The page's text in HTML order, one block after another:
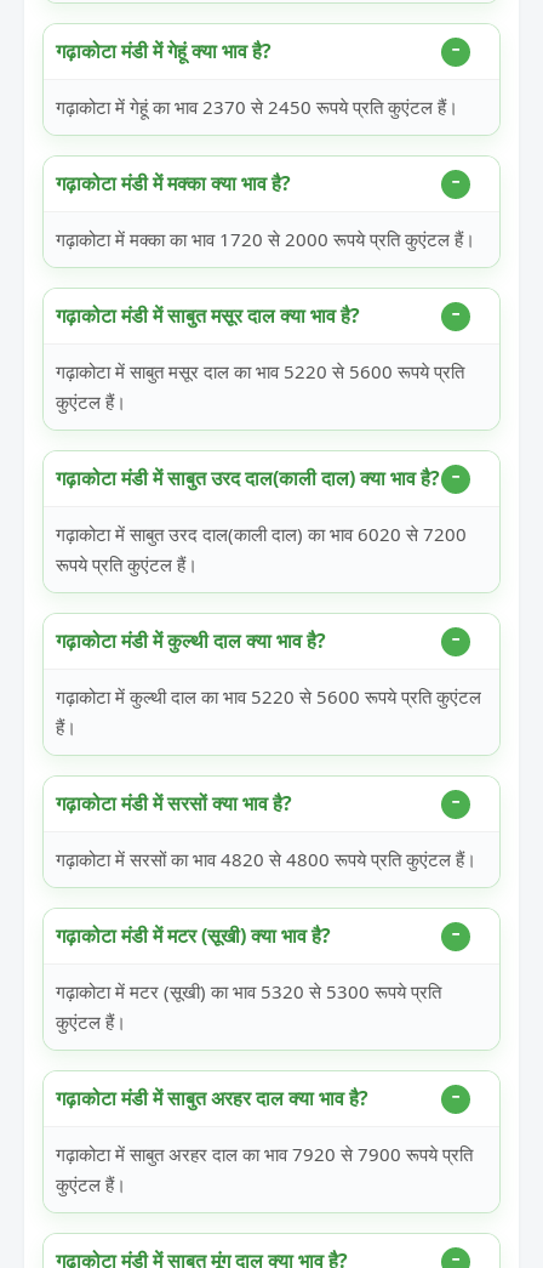
गढ़ाकोटा मंडी में गेहूं क्या भाव है?
गढ़ाकोटा में गेहूं का भाव 2370 से 2450 रूपये प्रति कुएंटल हैं।
गढ़ाकोटा मंडी में मक्का क्या भाव है?
गढ़ाकोटा में मक्का का भाव 1720 से 2000 रूपये प्रति कुएंटल हैं।
गढ़ाकोटा मंडी में साबुत मसूर दाल क्या भाव है?
गढ़ाकोटा में साबुत मसूर दाल का भाव 5220 से 5600 रूपये प्रति
कुएंटल हैं।
गढ़ाकोटा मंडी में साबुत उरद दाल(काली दाल) क्या भाव है?
गढ़ाकोटा में साबुत उरद दाल(काली दाल) का भाव 6020 से 7200
रूपये प्रति कुएंटल हैं।
गढ़ाकोटा मंडी में कुल्थी दाल क्या भाव है?
गढ़ाकोटा में कुल्थी दाल का भाव 5220 से 5600 रूपये प्रति कुएंटल
हैं।
गढ़ाकोटा मंडी में सरसों क्या भाव है?
गढ़ाकोटा में सरसों का भाव 4820 से 4800 रूपये प्रति कुएंटल हैं।
गढ़ाकोटा मंडी में मटर (सूखी) क्या भाव है?
गढ़ाकोटा में मटर (सूखी) का भाव 5320 से 5300 रूपये प्रति
कुएंटल हैं।
गढ़ाकोटा मंडी में साबुत अरहर दाल क्या भाव है?
गढ़ाकोटा में साबुत अरहर दाल का भाव 7920 से 7900 रूपये प्रति
कुएंटल हैं।
गढ़ाकोटा मंडी में साबुत मूंग दाल क्या भाव है?